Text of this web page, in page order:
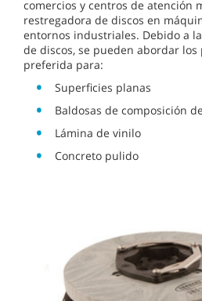
comercios y centros de atención
restregadora de discos en
entornos industriales. Debido a
de discos, se pueden abordar
preferida para:
Superficies planas
Baldosas de composición
Lámina de vinilo
Concreto pulido